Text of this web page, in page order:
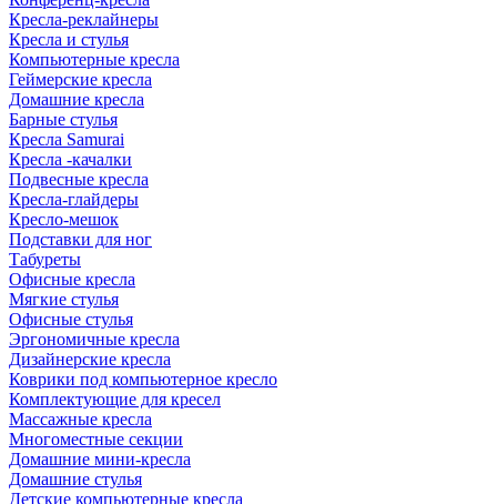
Кресла-реклайнеры
Кресла и стулья
Компьютерные кресла
Геймерские кресла
Домашние кресла
Барные стулья
Кресла Samurai
Кресла -качалки
Подвесные кресла
Кресла-глайдеры
Кресло-мешок
Подставки для ног
Табуреты
Офисные кресла
Мягкие стулья
Офисные стулья
Эргономичные кресла
Дизайнерские кресла
Коврики под компьютерное кресло
Комплектующие для кресел
Массажные кресла
Многоместные секции
Домашние мини-кресла
Домашние стулья
Детские компьютерные кресла